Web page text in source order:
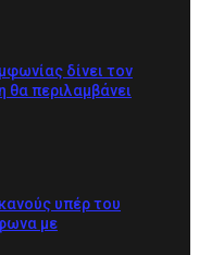
δίνει τον
θα περιλαμβάνει
υπέρ του
με